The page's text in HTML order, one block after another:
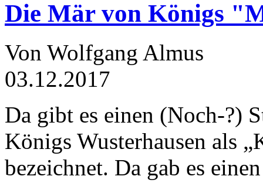
Die Mär von Königs
Von Wolfgang Almus
03.12.2017
Da gibt es einen (Noch-?)
Königs Wusterhausen als
bezeichnet. Da gab es